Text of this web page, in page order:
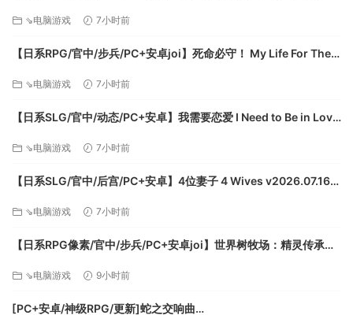
数字豪华版
■游戏本体
■数字豪华版购买特典：四季蔬菜种子组合
《季票》
⇘电脑游戏 7小时前
【日系RPG/官中/步兵/PC+安卓joi】死命必守！ My Life For Thee!
⇘电脑游戏 7小时前
【日系SLG/官中/动态/PC+安卓】我需要恋爱 I Need to Be in Love
⇘电脑游戏 7小时前
【日系SLG/官中/后宫/PC+安卓】4位妻子 4 Wives v2026.07.16
⇘电脑游戏 7小时前
【日系RPG像素/官中/步兵/PC+安卓joi】世界树牧场：精灵传承
ムと世界樹の牧場～ 官方中文步兵版【1.26G】
⇘电脑游戏 9小时前
[PC+安卓/神级RPG/更新]蛇之交响曲